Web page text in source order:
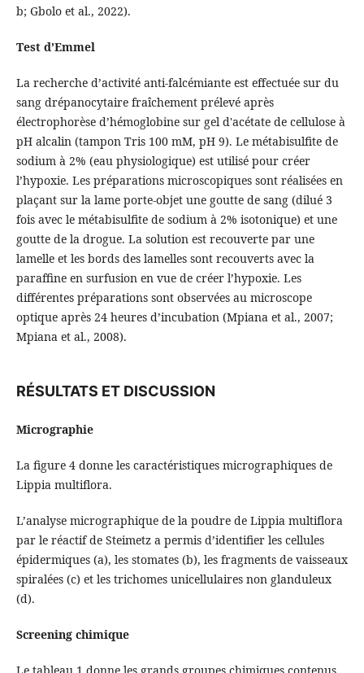
b; Gbolo et al., 2022).
Test d’Emmel
La recherche d’activité anti-falcémiante est effectuée sur du
sang drépanocytaire fraîchement prélevé après
électrophorèse d’hémoglobine sur gel d'acétate de cellulose à
pH alcalin (tampon Tris 100 mM, pH 9). Le métabisulfite de
sodium à 2% (eau physiologique) est utilisé pour créer
l’hypoxie. Les préparations microscopiques sont réalisées en
plaçant sur la lame porte-objet une goutte de sang (dilué 3
fois avec le métabisulfite de sodium à 2% isotonique) et une
goutte de la drogue. La solution est recouverte par une
lamelle et les bords des lamelles sont recouverts avec la
paraffine en surfusion en vue de créer l’hypoxie. Les
différentes préparations sont observées au microscope
optique après 24 heures d’incubation (Mpiana et al., 2007;
Mpiana et al., 2008).
RÉSULTATS ET DISCUSSION
Micrographie
La figure 4 donne les caractéristiques micrographiques de
Lippia multiflora.
L’analyse micrographique de la poudre de Lippia multiflora
par le réactif de Steimetz a permis d’identifier les cellules
épidermiques (a), les stomates (b), les fragments de vaisseaux
spiralées (c) et les trichomes unicellulaires non glanduleux
(d).
Screening chimique
Le tableau 1 donne les grands groupes chimiques contenus